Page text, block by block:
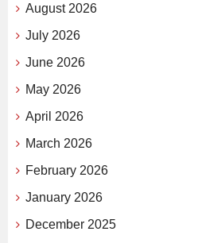
August 2026
July 2026
June 2026
May 2026
April 2026
March 2026
February 2026
January 2026
December 2025